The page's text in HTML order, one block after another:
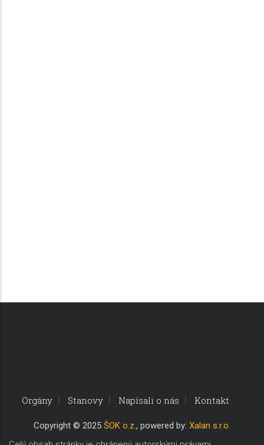
Orgány Stanovy Napísali o nás Kontakt
Copyright © 2025 ŠOK o.z., powered by: Xalan s.r.o.